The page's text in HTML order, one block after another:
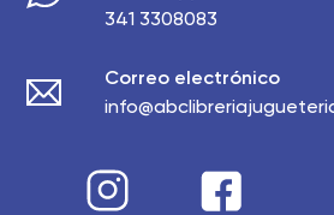
341 3308083
Correo electrónico